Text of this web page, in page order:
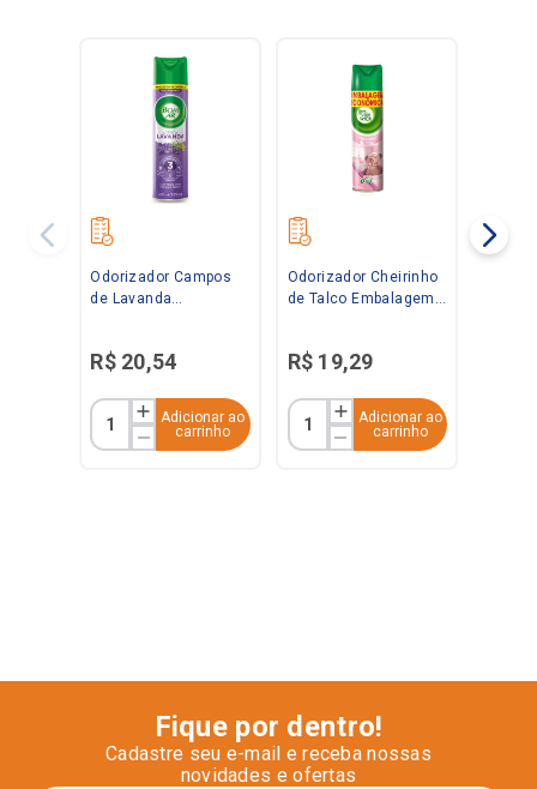
Odorizador Campos
de Lavanda
Bom Ar
R$ 20,54
Adicionar ao
carrinho
Odorizador Cheirinho
de Talco Embalagem
R$ 19,29
Adicionar ao
carrinho
Fique por dentro!
Cadastre seu e-mail e receba nossas
novidades e ofertas